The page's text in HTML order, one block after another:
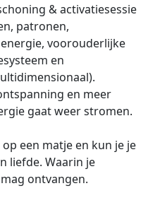
& activatiesessie
patronen,
voorouderlijke
en
en meer
gaat weer stromen.
een matje en kun je je
liefde. Waarin je
ontvangen.